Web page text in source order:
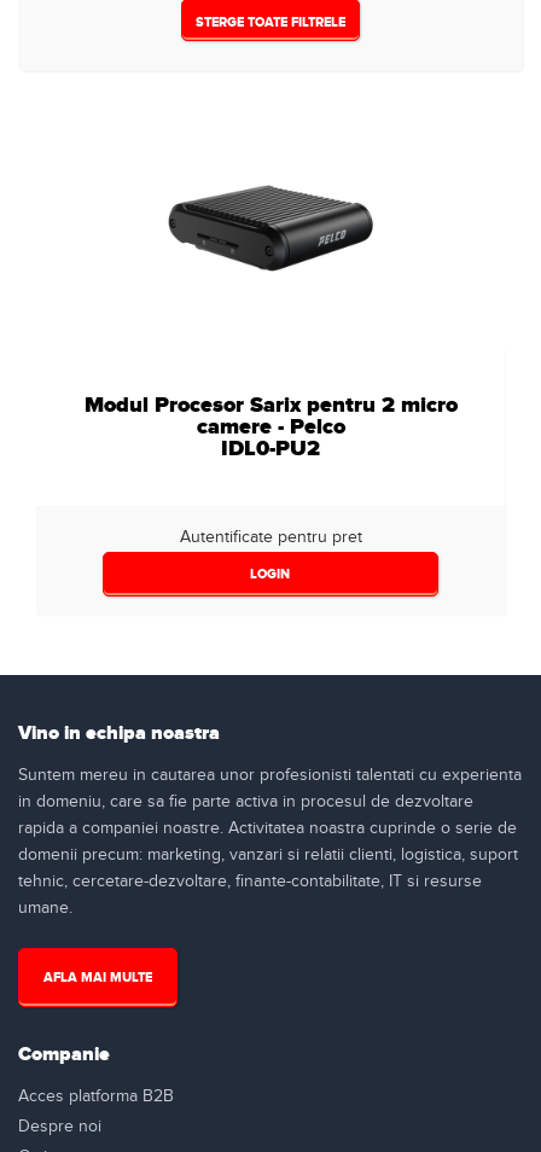
STERGE TOATE FILTRELE
Modul Procesor Sarix pentru 2 micro
camere - Pelco
IDL0-PU2
Autentificate pentru pret
LOGIN
Vino in echipa noastra
Suntem mereu in cautarea unor profesionisti talentati cu experienta
in domeniu, care sa fie parte activa in procesul de dezvoltare
rapida a companiei noastre. Activitatea noastra cuprinde o serie de
domenii precum: marketing, vanzari si relatii clienti, logistica, suport
tehnic, cercetare-dezvoltare, finante-contabilitate, IT si resurse
umane.
AFLA MAI MULTE
Companie
Acces platforma B2B
Despre noi